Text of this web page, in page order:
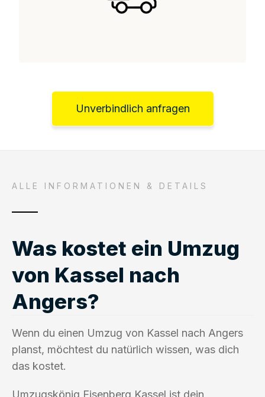
Unverbindlich anfragen
ALLE INFORMATIONEN & DETAILS
Was kostet ein Umzug
von Kassel nach
Angers?
Wenn du einen Umzug von Kassel nach Angers
planst, möchtest du natürlich wissen, was dich
das kostet.
Umzugskönig Eisenberg Kassel ist dein